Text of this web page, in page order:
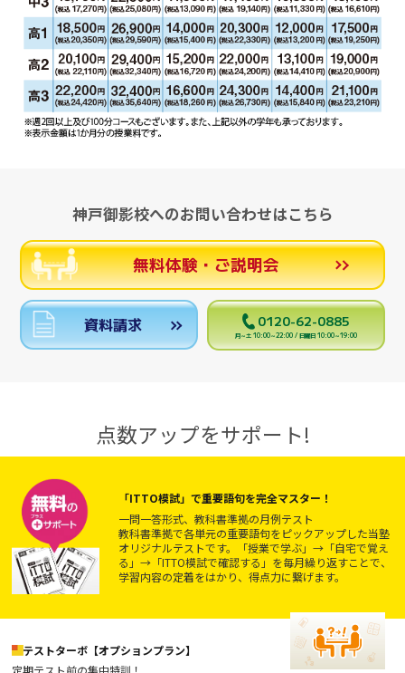
神戸御影校へのお問い合わせはこちら
無料体験・ご説明会
資料請求 0120-62-0885
月～土 10:00～22:00 / 日曜日 10:00～19:00
点数アップをサポート!
「ITTO模試」で重要語句を完全マスター！
一問一答形式、教科書準拠の月例テスト
教科書準拠で各単元の重要語句をピックアップした当塾
オリジナルテストです。「授業で学ぶ」→「自宅で覚え
る」→「ITTO模試で確認する」を毎月繰り返すことで、
学習内容の定着をはかり、得点力に繋げます。
テストターボ【オプションプラン】
定期テスト前の集中特訓！